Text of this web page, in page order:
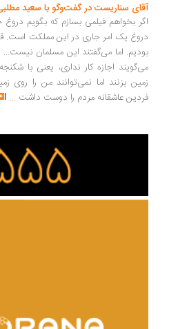
سناریست در گفت‌وگو با سعید مطلبی
بخواهم فیلمی بسازم که بگویم دروغ چیز
یک امر جاری در این مملکت است. قبحش از
اما می‌گفتند این مسلمان نیست... وقتی
اجازه کار نداری، یعنی با شکنجه او
بزنند اما نمی‌توانند من را روی زمین
عاشقانه مردم را دوست داشت ...